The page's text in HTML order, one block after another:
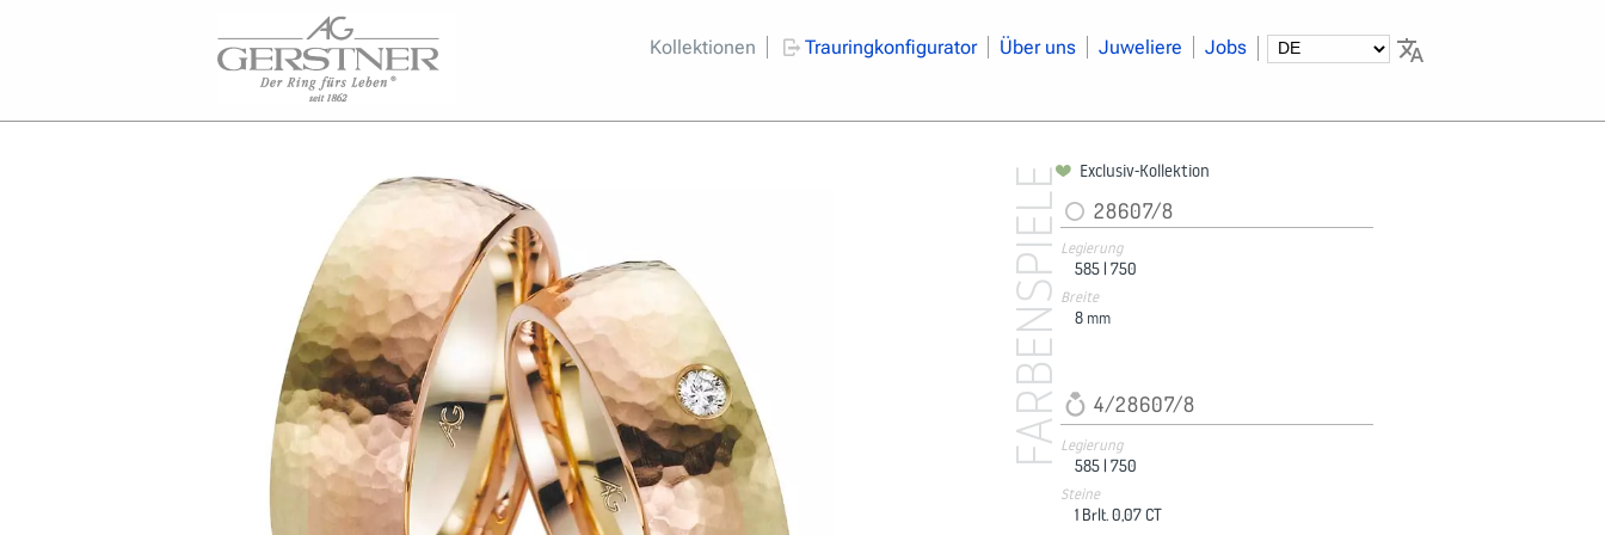
Kollektionen Trauringkonfigurator Über uns Juweliere Jobs
FARBENSPIELE Exclusiv-Kollektion
28607/8
Legierung
585 | 750
Breite
8 mm
4/28607/8
Legierung
585 | 750
Steine
1 Brlt. 0,07 CT